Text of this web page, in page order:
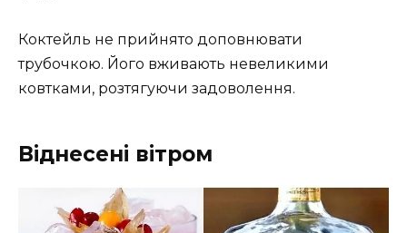
Коктейль не прийнято доповнювати
трубочкою. Його вживають невеликими
ковтками, розтягуючи задоволення.
Віднесені вітром